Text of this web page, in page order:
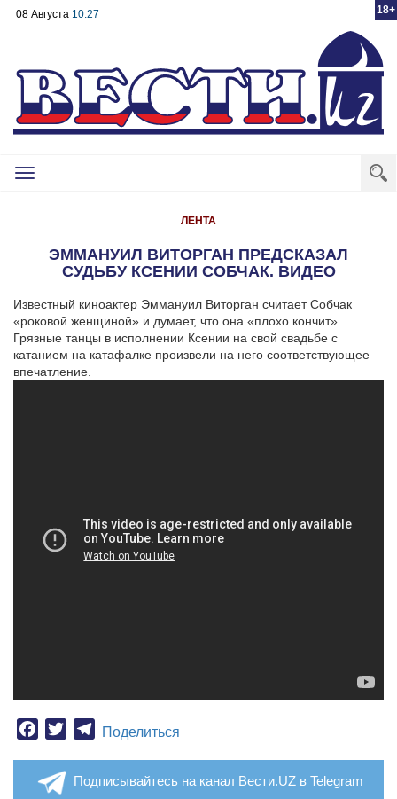
18+
08 Августа 10:27
Toggle
ЛЕНТА
ЭММАНУИЛ ВИТОРГАН ПРЕДСКАЗАЛ
СУДЬБУ КСЕНИИ СОБЧАК. ВИДЕО
Известный киноактер Эммануил Виторган считает Собчак
«роковой женщиной» и думает, что она «плохо кончит».
Грязные танцы в исполнении Ксении на свой свадьбе с
катанием на катафалке произвели на него соответствующее
впечатление.
Facebook
TwitterTelegram
Поделиться
Подписывайтесь на канал Вести.UZ в Telegram